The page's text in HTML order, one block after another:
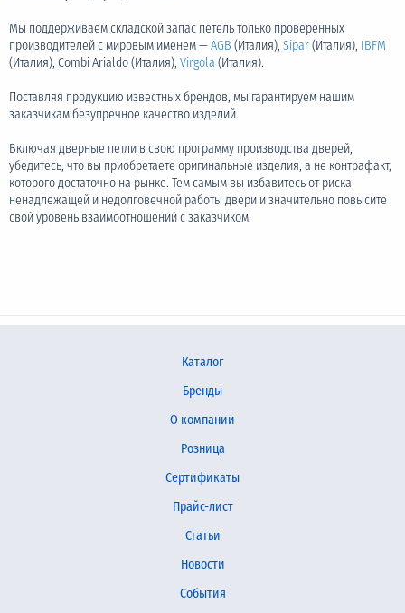
Мы поддерживаем складской запас петель только проверенных
производителей с мировым именем —AGB (Италия), Sipar(Италия), IBFM
(Италия), Combi Arialdo (Италия), Virgola (Италия).
Поставляя продукцию известных брендов, мы гарантируем нашим
заказчикам безупречное качество изделий.
Включая дверные петли в свою программу производства дверей,
убедитесь, что вы приобретаете оригинальные изделия, а не контрафакт,
которого достаточно на рынке. Тем самым вы избавитесь от риска
ненадлежащей и недолговечной работы двери и значительно повысите
свой уровень взаимоотношений с заказчиком.
Каталог
Бренды
О компании
Розница
Сертификаты
Прайс-лист
Статьи
Новости
События